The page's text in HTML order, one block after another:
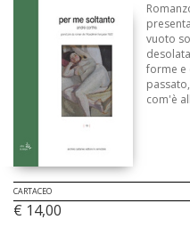
vuoto
forme e
com'è
CARTACEO
€ 14,00